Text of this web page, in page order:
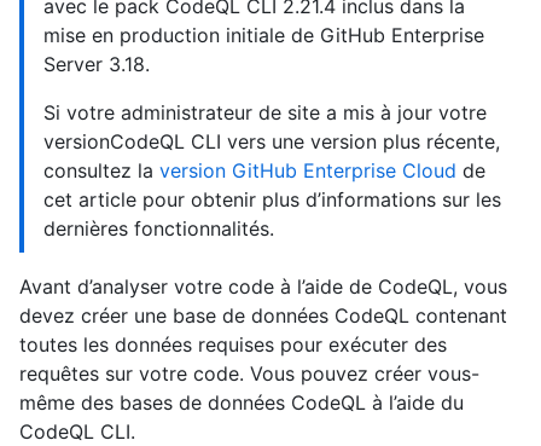
avec le pack CodeQL CLI 2.21.4 inclus dans la
mise en production initiale de GitHub Enterprise
Server 3.18.
Si votre administrateur de site a mis à jour votre
versionCodeQL CLI vers une version plus récente,
consultez la version GitHub Enterprise Cloud de
cet article pour obtenir plus d’informations sur les
dernières fonctionnalités.
Avant d’analyser votre code à l’aide de CodeQL, vous
devez créer une base de données CodeQL contenant
toutes les données requises pour exécuter des
requêtes sur votre code. Vous pouvez créer vous-
même des bases de données CodeQL à l’aide du
CodeQL CLI.